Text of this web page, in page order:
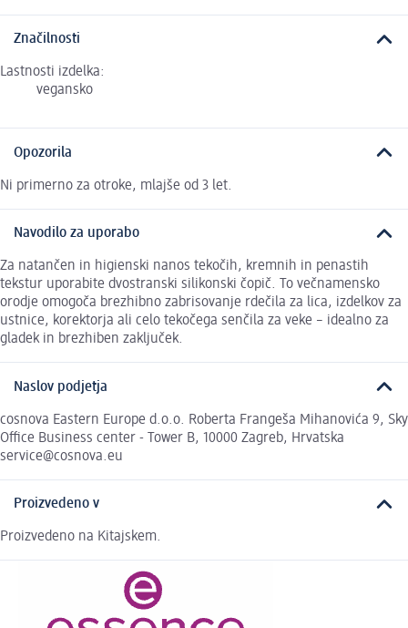
Značilnosti
Lastnosti izdelka:
vegansko
Opozorila
Ni primerno za otroke, mlajše od 3 let.
Navodilo za uporabo
Za natančen in higienski nanos tekočih, kremnih in penastih
tekstur uporabite dvostranski silikonski čopič. To večnamensko
orodje omogoča brezhibno zabrisovanje rdečila za lica, izdelkov za
ustnice, korektorja ali celo tekočega senčila za veke – idealno za
gladek in brezhiben zaključek.
Naslov podjetja
cosnova Eastern Europe d.o.o. Roberta Frangeša Mihanovića 9, Sky
Office Business center - Tower B, 10000 Zagreb, Hrvatska
service@cosnova.eu
Proizvedeno v
Proizvedeno na Kitajskem.